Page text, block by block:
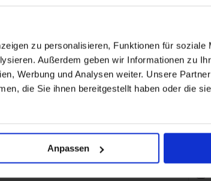
zu personalisieren, Funktionen für soziale
Außerdem geben wir Informationen zu
Werbung und Analysen weiter. Unsere
die Sie ihnen bereitgestellt haben oder die
Anpassen
Mittelmeer ab Barcelona, Spanien
Nur Kreuzfahrt
– Ihr Upgrade wartet bereits